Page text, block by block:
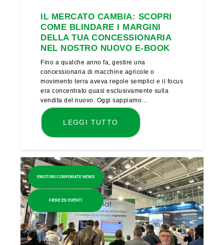
IL MERCATO CAMBIA: SCOPRI
COME BLINDARE I MARGINI
DELLA TUA CONCESSIONARIA
NEL NOSTRO NUOVO E-BOOK
Fino a qualche anno fa, gestire una
concessionaria di macchine agricole o
movimento terra aveva regole semplici e il focus
era concentrato quasi esclusivamente sulla
vendita del nuovo. Oggi sappiamo…
LEGGI TUTTO
EMOTORI CORPORATE NEWS
FIERE ED EVENTI